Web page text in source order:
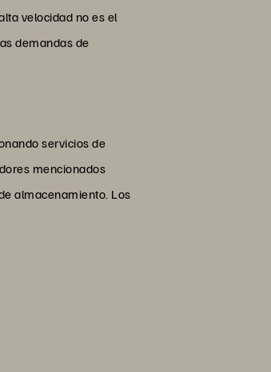
velocidad no es el
demandas de
servicios de
mencionados
almacenamiento. Los